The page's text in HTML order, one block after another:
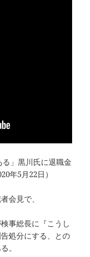
」黒川氏に退職金
年5月22日）
会見で、
事総長に『こうし
処分にする、との
。